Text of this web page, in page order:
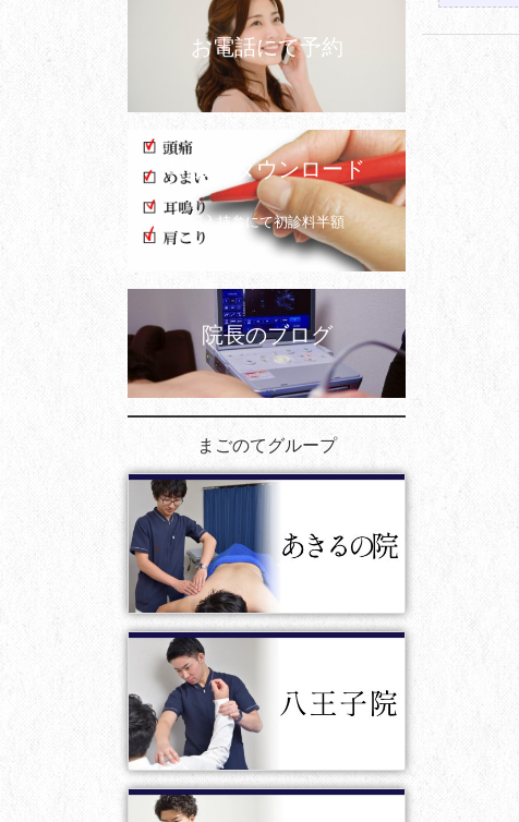
お電話にて予約
問診表ダウンロード
記入持参にて初診料半額
院長のブログ
まごのてグループ